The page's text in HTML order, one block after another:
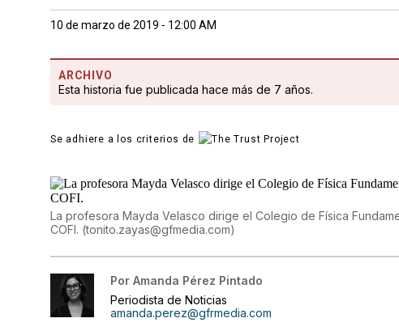
10 de marzo de 2019 - 12:00 AM
ARCHIVO
Esta historia fue publicada hace más de 7 años.
Se adhiere a los criterios de
La profesora Mayda Velasco dirige el Colegio de Física
COFI. (tonito.zayas@gfmedia.com)
Por Amanda Pérez Pintado
Periodista de Noticias
amanda.perez@gfrmedia.com